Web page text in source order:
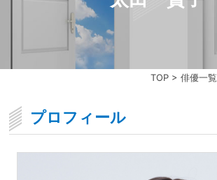
TOP> 俳優一覧
プロフィール